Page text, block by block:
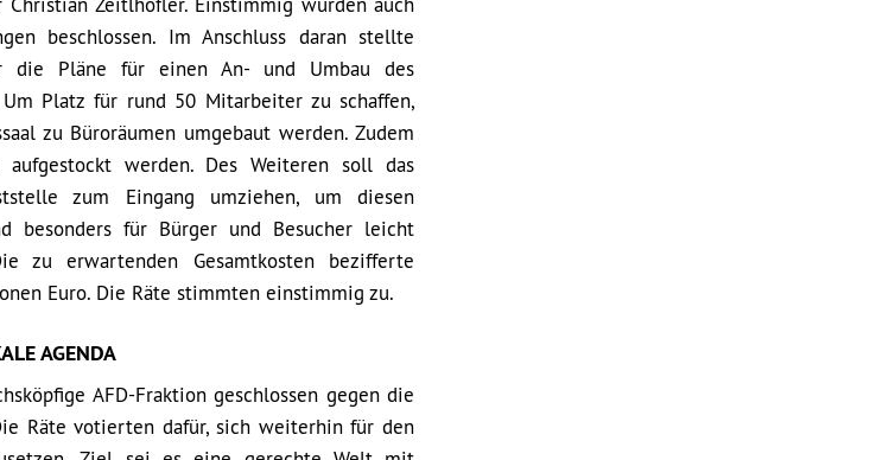
beschlossen. Im Anschluss daran stellte
die Pläne für einen An- und Umbau des
Um Platz für rund 50 Mitarbeiter zu schaffen,
zu Büroräumen umgebaut werden. Zudem
werden. Des Weiteren soll das
zum Eingang umziehen, um diesen
besonders für Bürger und Besucher leicht
zu erwartenden Gesamtkosten bezifferte
Euro. Die Räte stimmten einstimmig zu.
AGENDA
AFD-Fraktion geschlossen gegen die
Räte votierten dafür, sich weiterhin für den